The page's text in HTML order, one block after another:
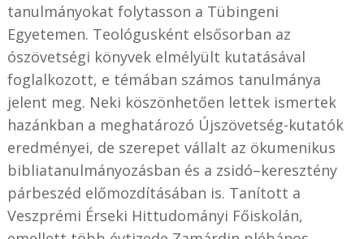
tanulmányokat folytasson a Tübingeni
Egyetemen. Teológusként elsősorban az
ószövetségi könyvek elmélyült kutatásával
foglalkozott, e témában számos tanulmánya
jelent meg. Neki köszönhetően lettek ismertek
hazánkban a meghatározó Újszövetség-kutatók
eredményei, de szerepet vállalt az ökumenikus
bibliatanulmányozásban és a zsidó–keresztény
párbeszéd előmozdításában is. Tanított a
Veszprémi Érseki Hittudományi Főiskolán,